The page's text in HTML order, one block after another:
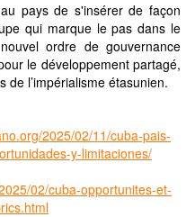
pays de s'insérer de façon
qui marque le pas dans le
ordre de gouvernance
le développement partagé,
de l’impérialisme étasunien.
2025/02/11/cuba-pais-
y-limitaciones/
02/cuba-opportunites-et-